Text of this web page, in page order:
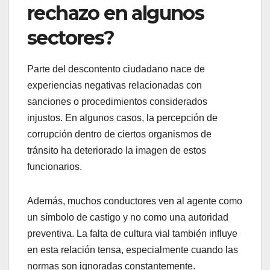
rechazo en algunos
sectores?
Parte del descontento ciudadano nace de
experiencias negativas relacionadas con
sanciones o procedimientos considerados
injustos. En algunos casos, la percepción de
corrupción dentro de ciertos organismos de
tránsito ha deteriorado la imagen de estos
funcionarios.
Además, muchos conductores ven al agente como
un símbolo de castigo y no como una autoridad
preventiva. La falta de cultura vial también influye
en esta relación tensa, especialmente cuando las
normas son ignoradas constantemente.